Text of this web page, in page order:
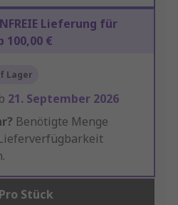
Lieferung für
100,00 €
Lager
21. September 2026
Benötigte Menge
Pro Stück